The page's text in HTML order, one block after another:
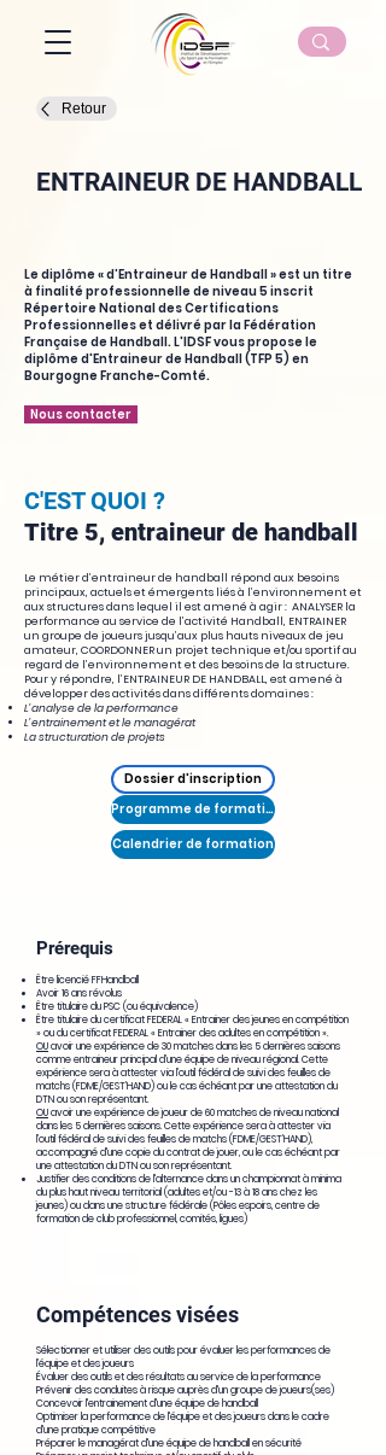
Retour
ENTRAINEUR DE HANDBALL
Le diplôme « d’Entraineur de Handball » est un titre
à finalité professionnelle de niveau 5 inscrit
Répertoire National des Certifications
Professionnelles et délivré par la Fédération
Française de Handball. L'IDSF vous propose le
diplôme d'Entraineur de Handball (TFP 5) en
Bourgogne Franche-Comté.
Nous contacter
C'EST QUOI ?
Titre 5, entraineur de handball
Le métier d’entraineur de handball répond aux besoins
principaux, actuels et émergents liés à l’environnement et
aux structures dans lequel il est amené à agir : ANALYSER la
performance au service de l’activité Handball, ENTRAINER
un groupe de joueurs jusqu’aux plus hauts niveaux de jeu
amateur, COORDONNER un projet technique et/ou sportif au
regard de l’environnement et des besoins de la structure.
Pour y répondre, l’ENTRAINEUR DE HANDBALL, est amené à
développer des activités dans différents domaines :
L’analyse de la performance
L’entrainement et le managérat
La structuration de projets
Dossier d'inscription
Programme de formation
Calendrier de formation
Prérequis
Être licencié FFHandball
Avoir 16 ans révolus
Être titulaire du PSC (ou équivalence)
Être titulaire du certificat FEDERAL « Entrainer des jeunes en compétition
» ou du certificat FEDERAL « Entrainer des adultes en compétition ».
OUavoir une expérience de 30 matches dans les 5 dernières saisons
comme entraineur principal d’une équipe de niveau régional. Cette
expérience sera à attester via l’outil fédéral de suivi des feuilles de
matchs (FDME/GEST’HAND) ou le cas échéant par une attestation du
DTN ou son représentant.
OUavoir une expérience de joueur de 60 matches de niveau national
dans les 5 dernières saisons. Cette expérience sera à attester via
l’outil fédéral de suivi des feuilles de matchs (FDME/GEST’HAND),
accompagné d'une copie du contrat de jouer, ou le cas échéant par
une attestation du DTN ou son représentant.
Justifier des conditions de l'alternance dans un championnat à minima
du plus haut niveau territorial (adultes et/ou -13 à 18 ans chez les
jeunes) ou dans une structure fédérale (Pôles espoirs, centre de
formation de club professionnel, comités, ligues)
Compétences visées
Sélectionner et utiliser des outils pour évaluer les performances de
l’équipe et des joueurs
Évaluer des outils et des résultats au service de la performance
Prévenir des conduites à risque auprès d'un groupe de joueurs(ses)
Concevoir l'entrainement d'une équipe de handball
Optimiser la performance de l'équipe et des joueurs dans le cadre
d'une pratique compétitive
Préparer le managérat d'une équipe de handball en sécurité